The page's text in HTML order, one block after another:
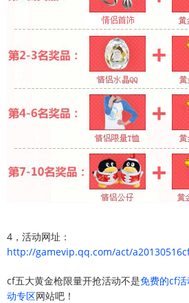
4，活动网址：
http://gamevip.qq.com/act/
cf五大黄金枪限量开抢活动不是免费的cf活
动专区网站吧！